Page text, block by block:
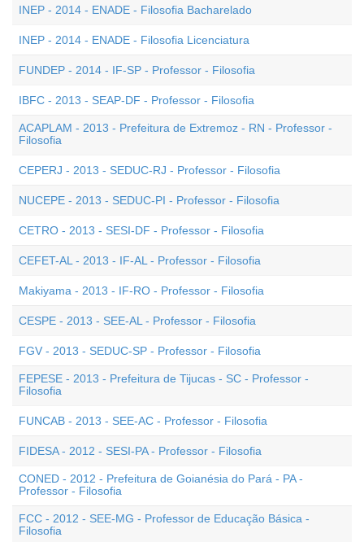
INEP - 2014 - ENADE - Filosofia Bacharelado
INEP - 2014 - ENADE - Filosofia Licenciatura
FUNDEP - 2014 - IF-SP - Professor - Filosofia
IBFC - 2013 - SEAP-DF - Professor - Filosofia
ACAPLAM - 2013 - Prefeitura de Extremoz - RN - Professor -
Filosofia
CEPERJ - 2013 - SEDUC-RJ - Professor - Filosofia
NUCEPE - 2013 - SEDUC-PI - Professor - Filosofia
CETRO - 2013 - SESI-DF - Professor - Filosofia
CEFET-AL - 2013 - IF-AL - Professor - Filosofia
Makiyama - 2013 - IF-RO - Professor - Filosofia
CESPE - 2013 - SEE-AL - Professor - Filosofia
FGV - 2013 - SEDUC-SP - Professor - Filosofia
FEPESE - 2013 - Prefeitura de Tijucas - SC - Professor -
Filosofia
FUNCAB - 2013 - SEE-AC - Professor - Filosofia
FIDESA - 2012 - SESI-PA - Professor - Filosofia
CONED - 2012 - Prefeitura de Goianésia do Pará - PA -
Professor - Filosofia
FCC - 2012 - SEE-MG - Professor de Educação Básica -
Filosofia